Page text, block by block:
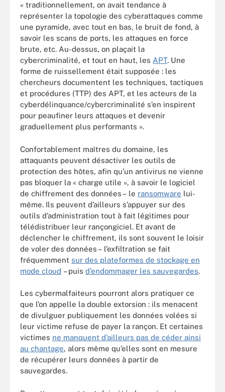
« traditionnellement, on avait tendance à
représenter la topologie des cyberattaques comme
une pyramide, avec tout en bas, le bruit de fond, à
savoir les scans de ports, les attaques en force
brute, etc. Au-dessus, on plaçait la
cybercriminalité, et tout en haut, les APT. Une
forme de ruissellement était supposée : les
chercheurs documentent les techniques, tactiques
et procédures (TTP) des APT, et les acteurs de la
cyberdélinquance/cybercriminalité s’en inspirent
pour peaufiner leurs attaques et devenir
graduellement plus performants ».
Confortablement maîtres du domaine, les
attaquants peuvent désactiver les outils de
protection des hôtes, afin qu’un antivirus ne vienne
pas bloquer la « charge utile », à savoir le logiciel
de chiffrement des données – le ransomware lui-
même. Ils peuvent d’ailleurs s’appuyer sur des
outils d’administration tout à fait légitimes pour
télédistribuer leur rançongiciel. Et avant de
déclencher le chiffrement, ils sont souvent le loisir
de voler des données – l’exfiltration se fait
fréquemment sur des plateformes de stockage en
mode cloud – puis d’endommager les sauvegardes.
Les cybermalfaiteurs pourront alors pratiquer ce
que l’on appelle la double extorsion : ils menacent
de divulguer publiquement les données volées si
leur victime refuse de payer la rançon. Et certaines
victimes ne manquent d’ailleurs pas de céder ainsi
au chantage, alors même qu’elles sont en mesure
de récupérer leurs données à partir de
sauvegardes.